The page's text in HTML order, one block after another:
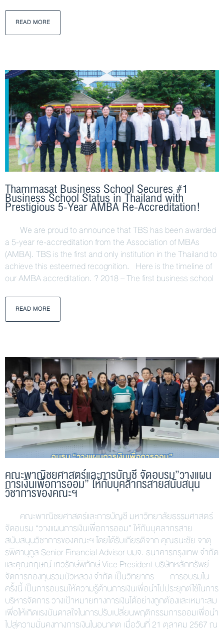
READ MORE
Thammasat Business School Secures #1
Business School Status in Thailand with
Prestigious 5-Year AMBA Re-Accreditation!
We are proud to announce that TBS has been awarded
a 5-year re-accreditation from the Association of MBAs
(AMBA). TBS is the first and only institution in the Thailand to
achieve this esteemed recognition. Here is the timeline of
our AMBA accreditation. ? 2018 – The first business school
READ MORE
คณะพาณิชยศาสตร์และการบัญชี จัดอบรม”วางแผน
การเงินเพื่อการออม” ให้กับบุคลากรสายสนับสนุน
วิชาการของคณะฯ
คณะพาณิชยศาสตร์และการบัญชี มหาวิทยาลัยธรรมศาสตร์
จัดอบรม “วางแผนการเงินเพื่อการออม” ให้กับบุคลากรสาย
สนับสนุนวิชาการของคณะฯ โดยได้รับเกียรติจาก คุณธนะชัย จาตุ
รพิศานุกูล Senior Financial Advisor บมจ. ธนาคารกรุงเทพ จำกัด
และคุณกฤษณ์ เทวรักษ์พิทักษ์ Vice President บริษัทหลักทรัพย์
จัดการกองทุนรวมบัวหลวง จำกัด เป็นวิทยากร การอบรมใน
ครั้งนี้ เป็นการอบรมให้ความรู้ด้านการเงินเพื่อนำไปประยุกต์ใช้ในการ
บริหารจัดการ วางเป้าหมายทางการเงินได้อย่างถูกต้องและเหมาะสม
เพื่อให้เกิดแรงบันดาลใจในการปรับเปลี่ยนพฤติกรรมการออมเพื่อนำ
ไปสู่ความมั่นคงทางการเงินในอนาคต เมื่อวันที่ 21 ตุลาคม 2567 ณ